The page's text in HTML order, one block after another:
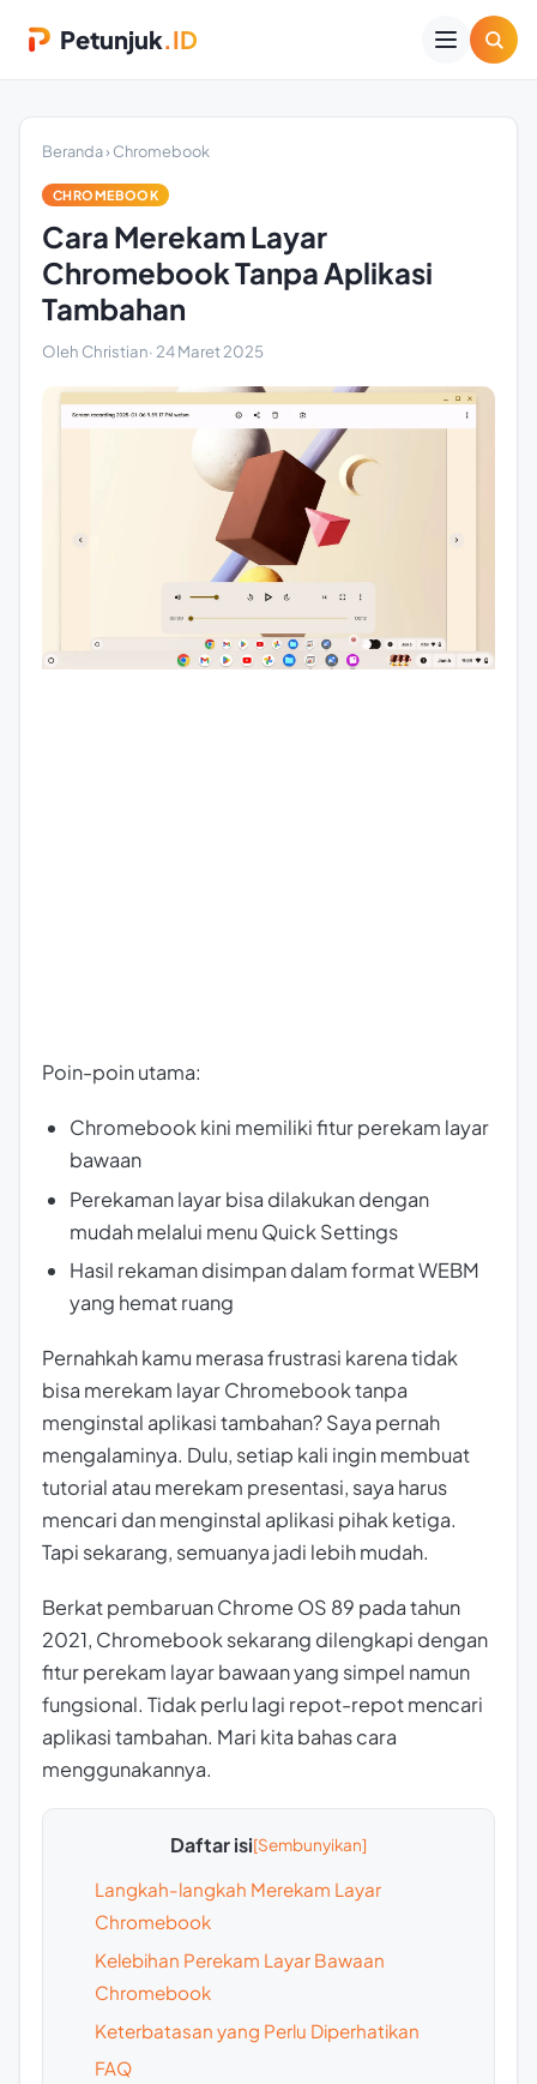
Petunjuk.ID
Beranda›Chromebook
CHROMEBOOK
Cara Merekam Layar
Chromebook Tanpa Aplikasi
Tambahan
Oleh Christian· 24 Maret 2025
Poin-poin utama:
Chromebook kini memiliki fitur perekam layar
bawaan
Perekaman layar bisa dilakukan dengan
mudah melalui menu Quick Settings
Hasil rekaman disimpan dalam format WEBM
yang hemat ruang
Pernahkah kamu merasa frustrasi karena tidak
bisa merekam layar Chromebook tanpa
menginstal aplikasi tambahan? Saya pernah
mengalaminya. Dulu, setiap kali ingin membuat
tutorial atau merekam presentasi, saya harus
mencari dan menginstal aplikasi pihak ketiga.
Tapi sekarang, semuanya jadi lebih mudah.
Berkat pembaruan Chrome OS 89 pada tahun
2021, Chromebook sekarang dilengkapi dengan
fitur perekam layar bawaan yang simpel namun
fungsional. Tidak perlu lagi repot-repot mencari
aplikasi tambahan. Mari kita bahas cara
menggunakannya.
Daftar isi
Langkah-langkah Merekam Layar
Chromebook
Kelebihan Perekam Layar Bawaan
Chromebook
Keterbatasan yang Perlu Diperhatikan
FAQ